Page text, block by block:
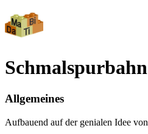
Schmalspurbahn
Allgemeines
Aufbauend auf der genialen Idee von